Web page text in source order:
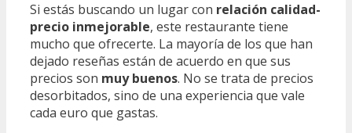
Si estás buscando un lugar con relación calidad-
precio inmejorable, este restaurante tiene
mucho que ofrecerte. La mayoría de los que han
dejado reseñas están de acuerdo en que sus
precios son muy buenos. No se trata de precios
desorbitados, sino de una experiencia que vale
cada euro que gastas.